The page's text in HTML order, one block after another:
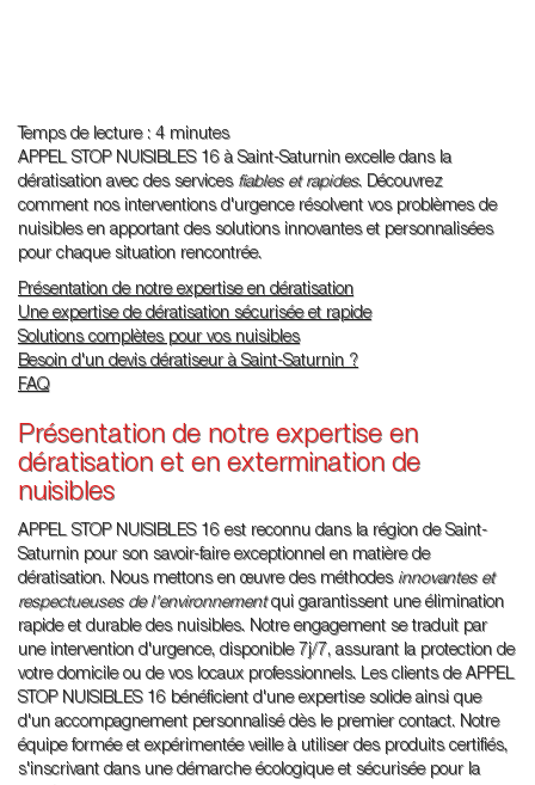
Temps de lecture : 4 minutes
APPEL STOP NUISIBLES 16 à Saint-Saturnin excelle dans la
dératisation avec des services fiables et rapides. Découvrez
comment nos interventions d'urgence résolvent vos problèmes de
nuisibles en apportant des solutions innovantes et personnalisées
pour chaque situation rencontrée.
Présentation de notre expertise en dératisation
Une expertise de dératisation sécurisée et rapide
Solutions complètes pour vos nuisibles
Besoin d'un devis dératiseur à Saint-Saturnin ?
FAQ
Présentation de notre expertise en
dératisation et en extermination de
nuisibles
APPEL STOP NUISIBLES 16 est reconnu dans la région de Saint-
Saturnin pour son savoir-faire exceptionnel en matière de
dératisation. Nous mettons en œuvre des méthodes innovantes et
respectueuses de l'environnementqui garantissent une élimination
rapide et durable des nuisibles. Notre engagement se traduit par
une intervention d'urgence, disponible 7j/7, assurant la protection de
votre domicile ou de vos locaux professionnels. Les clients de APPEL
STOP NUISIBLES 16 bénéficient d'une expertise solide ainsi que
d'un accompagnement personnalisé dès le premier contact. Notre
équipe formée et expérimentée veille à utiliser des produits certifiés,
s'inscrivant dans une démarche écologique et sécurisée pour la